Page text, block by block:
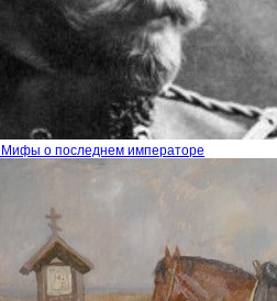
Мифы о последнем императоре